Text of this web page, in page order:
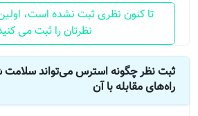
تا کنون نظری ثبت نشده است،
نظرتان را ثبت می
ثبت نظر چگونه استرس می‌تواند سلامت
راه‌های مقابله با آن